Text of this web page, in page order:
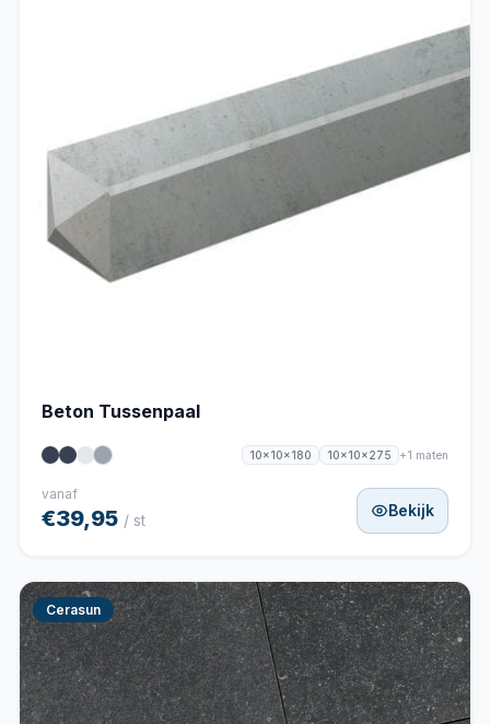
Beton Tussenpaal
10x10x180 10x10x275 +1 maten
vanaf
€39,95 / st
Bekijk
Cerasun